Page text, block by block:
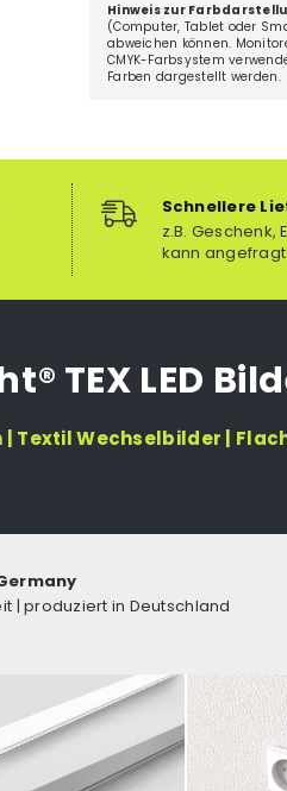
Hinweis zur
(Computer, Tablet oder
abweichen können.
CMYK-Farbsystem
Farben dargestellt werden.
Schnellere
z.B. Geschenk,
kann
TEX LED
| Textil Wechselbilder |
| produziert in Deutschland